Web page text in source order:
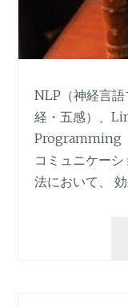
NLP（神経言
経・五感）、
Programming
コミュニケー
法において、